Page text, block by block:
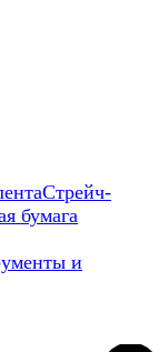
Стрейч-
бумага
и